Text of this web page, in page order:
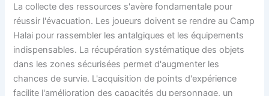
La collecte des ressources s'avère fondamentale pour
réussir l'évacuation. Les joueurs doivent se rendre au Camp
Halai pour rassembler les antalgiques et les équipements
indispensables. La récupération systématique des objets
dans les zones sécurisées permet d'augmenter les
chances de survie. L'acquisition de points d'expérience
facilite l'amélioration des capacités du personnage, un